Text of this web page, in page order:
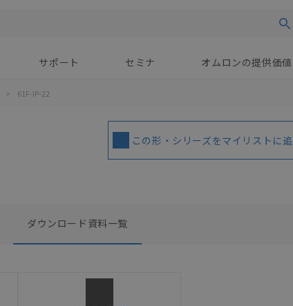
サポート セミナ オムロンの提供価値
> 61F-IP-22
この形・シリーズをマイリストに
ダウンロード資料一覧